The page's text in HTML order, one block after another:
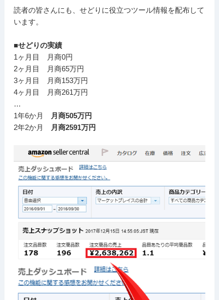
読者の皆さんにも、せどりに役立つツール情報を配布して
います。
■せどりの実績
1ヶ月目 月商0円
2ヶ月目 月商65万円
3ヶ月目 月商153万円
4ヶ月目 月商261万円
…
1年6か月
月商505万円
2年2か月
月商2591万円